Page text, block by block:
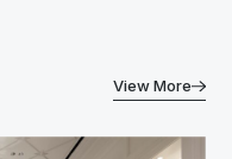
View More